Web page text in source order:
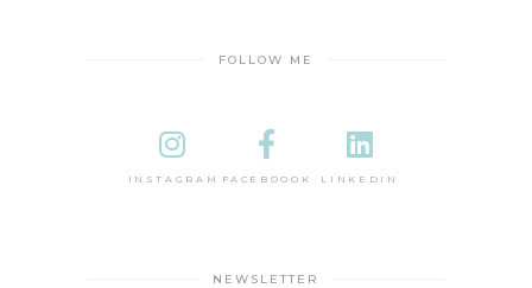
FOLLOW ME
INSTAGRAM FACEBOOOK LINKEDIN
NEWSLETTER